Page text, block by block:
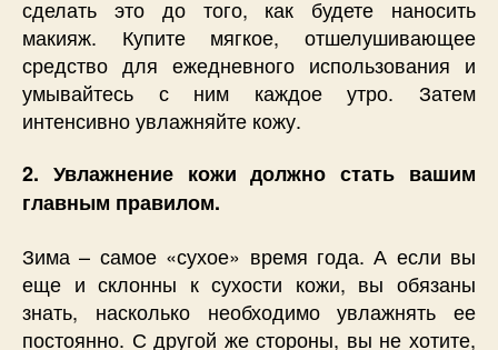
сделать это до того, как будете наносить
макияж. Купите мягкое, отшелушивающее
средство для ежедневного использования и
умывайтесь с ним каждое утро. Затем
интенсивно увлажняйте кожу.
2. Увлажнение кожи должно стать вашим
главным правилом.
Зима – самое «сухое» время года. А если вы
еще и склонны к сухости кожи, вы обязаны
знать, насколько необходимо увлажнять ее
постоянно. С другой же стороны, вы не хотите,